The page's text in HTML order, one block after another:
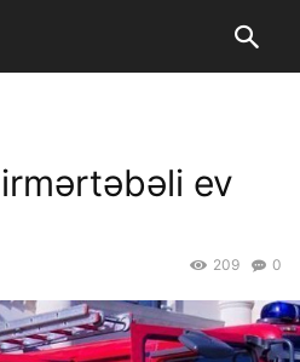
ev
0
209